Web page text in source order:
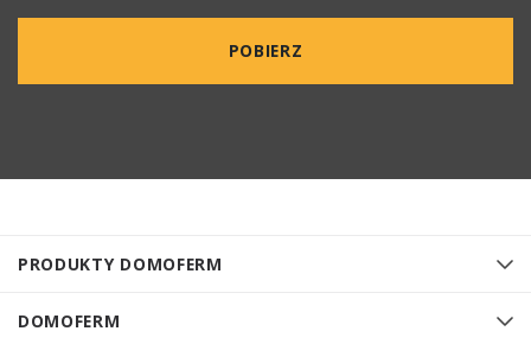
PRODUKTY DOMOFERM
DOMOFERM
POBIERZ